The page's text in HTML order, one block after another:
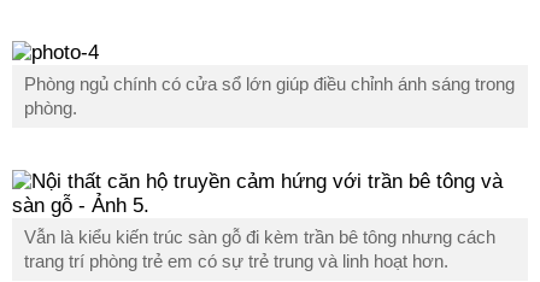
Phòng ngủ chính có cửa sổ lớn giúp điều chỉnh ánh sáng trong
phòng.
Vẫn là kiểu kiến trúc sàn gỗ đi kèm trần bê tông nhưng cách
trang trí phòng trẻ em có sự trẻ trung và linh hoạt hơn.